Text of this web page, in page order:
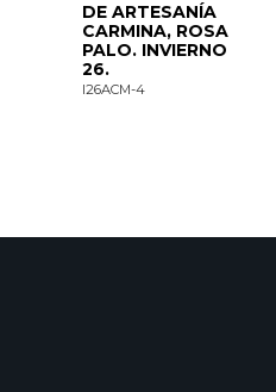
DE ARTESANÍA
CARMINA, ROSA
PALO. INVIERNO
26.
I26ACM-4